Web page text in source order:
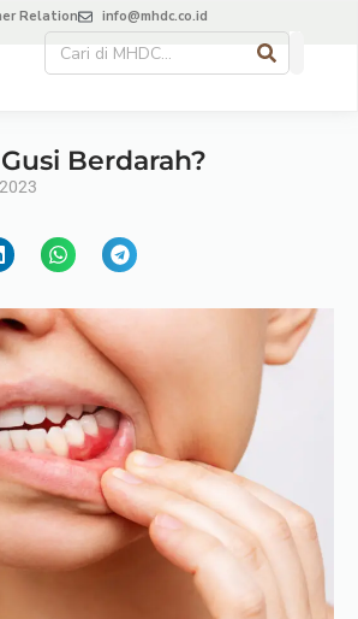
Relation info@mhdc.co.id
Berdarah?